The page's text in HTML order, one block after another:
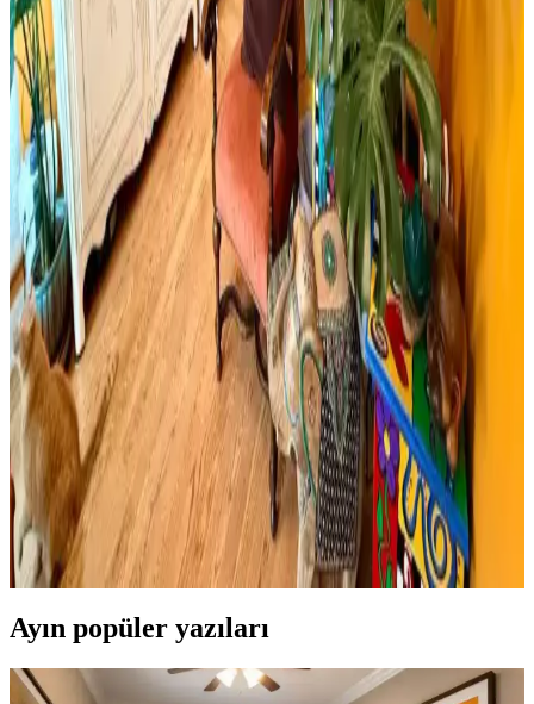
Yıpranmış banyolarda slate zemin ve vintage detaylarla uyumlu
boya seçimi, sakin tonlar ve vurgu renkleriyle mekanın estetik ve
fonksiyonel dengesini sağlar.
Cadence Mermer Efekti Gümüş: Dekorasyonda Yeni
Trend ve Bilgi Eksikliği
Cadence mermer efekti gümüş ifadesi dekorasyonda yeni bir trend
olarak öne çıkıyor ancak mevcut arama sonuçlarında somut bilgi
bulunmuyor. Mermer ve gümüş tonları dekorasyonda şıklık sağlar.
Viscotex Hard Serenity ve Lif Kılıflı Hava Kanallı
Visco Yastık Karşılaştırması
İki visco yastık modeli, boyut, sertlik ve kullanıcı geri bildirimleriyle
detaylı karşılaştırıldı. Hard Serenity yüksek sertlik ve boyun desteği
sağlarken, Lif Kılıflı yumuşaklık ve konfor sunuyor.
Boho Maksimalist Oturma Odası Tasarımında
Bitkiler ve Renklerin Rolü
Boho maksimalist oturma odasında turuncu duvarlar, kültürel
maskeler, canlı bitkiler ve doğru halı seçimiyle sıcak, dengeli ve
estetik bir yaşam alanı oluşturuluyor.
Ayın popüler yazıları